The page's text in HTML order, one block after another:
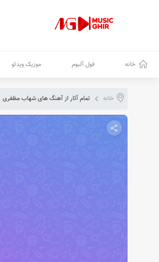
خانه فول آلبوم موزیک ویدئو
خانه تمام آثار از آهنگ های شهاب مظفری